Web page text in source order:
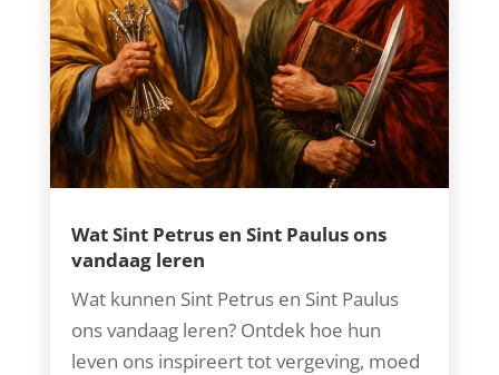
Wat Sint Petrus en Sint Paulus ons
vandaag leren
Wat kunnen Sint Petrus en Sint Paulus
ons vandaag leren? Ontdek hoe hun
leven ons inspireert tot vergeving, moed